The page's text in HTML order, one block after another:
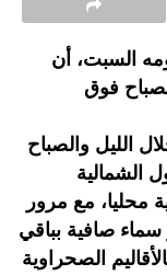
السبت، أن
فوق
الليل والصباح
الشمالية
محليا، مع مرور
صافية بباقي
الصحراوية